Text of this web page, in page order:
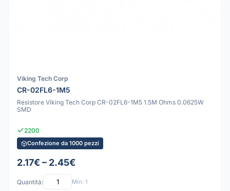
Viking Tech Corp
CR-02FL6-1M5
Resistore Viking Tech Corp CR-02FL6-1M5 1.5M Ohms 0.0625W
SMD
2200
Confezione da 1000 pezzi
2.17€ – 2.45€
Quantità: Min: 1